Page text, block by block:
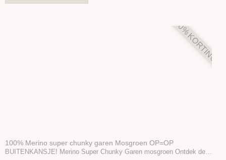
40% KORTING
100% Merino super chunky garen Mosgroen OP=OP
BUITENKANSJE! Merino Super Chunky Garen mosgroen Ontdek de…